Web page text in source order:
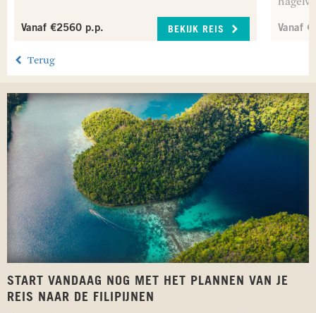
Vanaf €2560 p.p. BEKIJK REIS Vanaf
Terug
START VANDAAG NOG MET HET PLANNEN VAN JE
REIS NAAR DE FILIPIJNEN